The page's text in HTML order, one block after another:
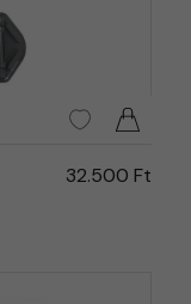
32.500 Ft